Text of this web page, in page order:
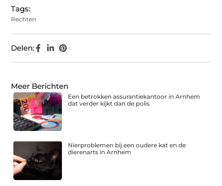
Tags:
Rechten
Delen:
Meer Berichten
Een betrokken assurantiekantoor in Arnhem
dat verder kijkt dan de polis
Nierproblemen bij een oudere kat en de
dierenarts in Arnhem